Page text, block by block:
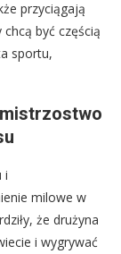
przyciągają
być częścią
sportu,
i
milowe w
że drużyna
i wygrywać